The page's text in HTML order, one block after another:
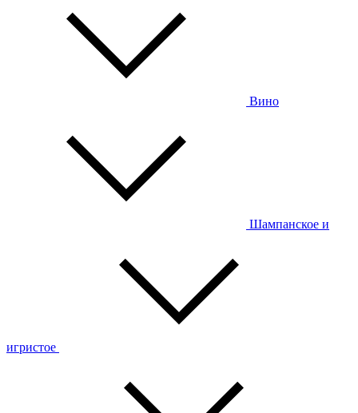
Вино
Шампанское и
игристое